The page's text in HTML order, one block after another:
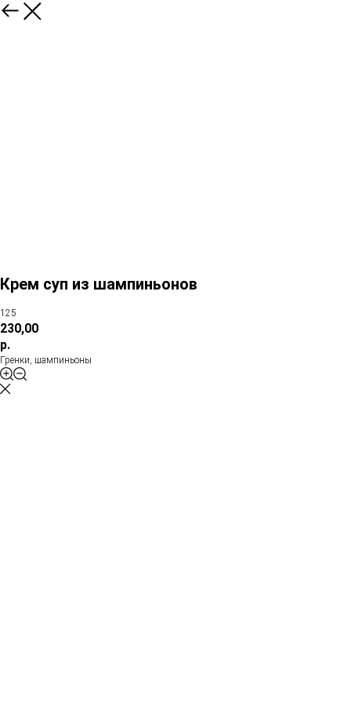
Крем суп из шампиньонов
125
230,00
р.
Гренки, шампиньоны